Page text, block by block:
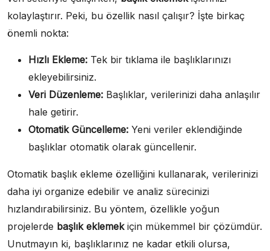
kolaylaştırır. Peki, bu özellik nasıl çalışır? İşte birkaç
önemli nokta:
Hızlı Ekleme: Tek bir tıklama ile başlıklarınızı
ekleyebilirsiniz.
Veri Düzenleme: Başlıklar, verilerinizi daha anlaşılır
hale getirir.
Otomatik Güncelleme: Yeni veriler eklendiğinde
başlıklar otomatik olarak güncellenir.
Otomatik başlık ekleme özelliğini kullanarak, verilerinizi
daha iyi organize edebilir ve analiz sürecinizi
hızlandırabilirsiniz. Bu yöntem, özellikle yoğun
projelerde başlık eklemekiçin mükemmel bir çözümdür.
Unutmayın ki, başlıklarınız ne kadar etkili olursa,